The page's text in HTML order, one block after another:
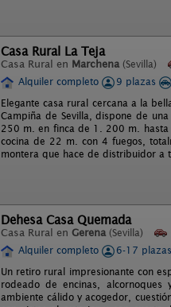
Casa Rural La Teja
Casa Rural en Marchena (Sevilla)
Alquiler completo
9 plazas
Elegante casa rural cercana a la
Campiña de Sevilla, dispone de
250 m. en finca de 1. 200 m. hasta
cocina de 22 m. con 4 fuegos,
montera que hace de distribuidor a
Dehesa Casa Quemada
Casa Rural en Gerena (Sevilla)
Alquiler completo
6-17 plazas
Un retiro rural impresionante con
rodeado de encinas,
ambiente cálido y acogedor,